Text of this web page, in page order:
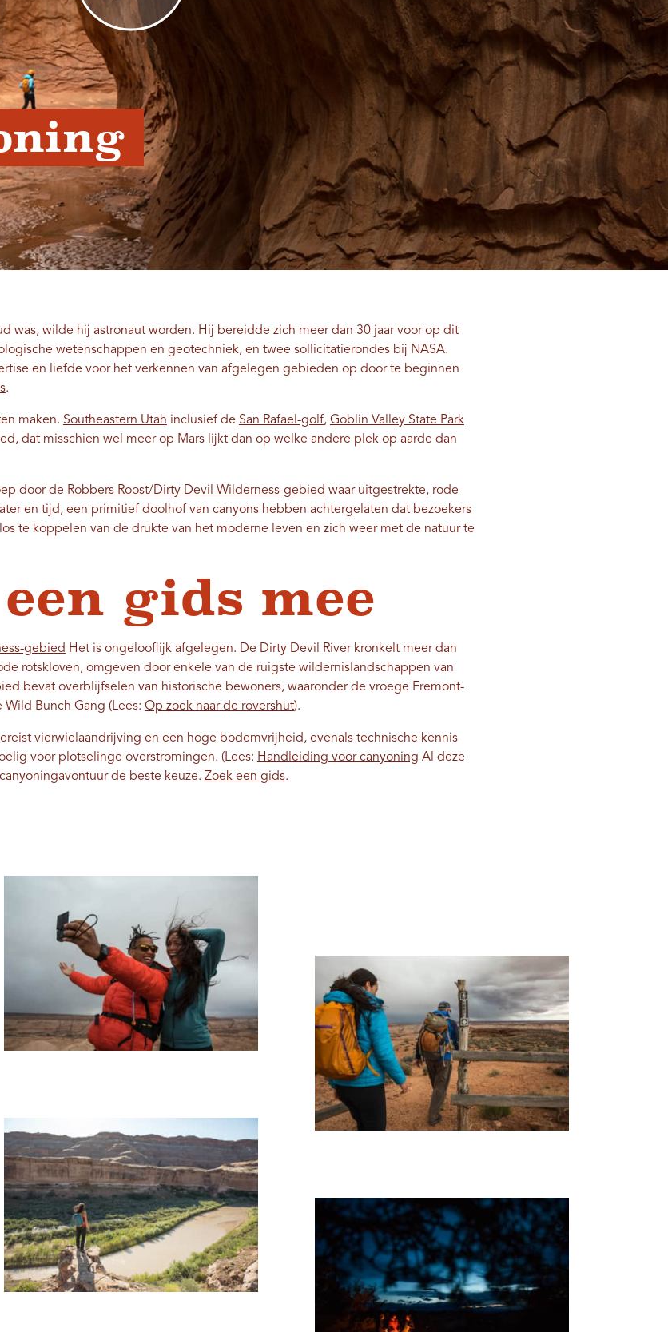
was, wilde hij astronaut worden. Hij bereidde zich meer dan 30 jaar voor op dit
wetenschappen en geotechniek, en twee sollicitatierondes bij NASA.
en liefde voor het verkennen van afgelegen gebieden op door te beginnen
.
maken. Southeastern Utah inclusief de San Rafael-golf, Goblin Valley State Park
dat misschien wel meer op Mars lijkt dan op welke andere plek op aarde dan
door de Robbers Roost/Dirty Devil Wilderness-gebied waar uitgestrekte, rode
en tijd, een primitief doolhof van canyons hebben achtergelaten dat bezoekers
te koppelen van de drukte van het moderne leven en zich weer met de natuur te
gids mee
gebied Het is ongelooflijk afgelegen. De Dirty Devil River kronkelt meer dan
rotskloven, omgeven door enkele van de ruigste wildernislandschappen van
bevat overblijfselen van historische bewoners, waaronder de vroege Fremont-
Bunch Gang (Lees: Op zoek naar de rovershut).
vierwielaandrijving en een hoge bodemvrijheid, evenals technische kennis
voor plotselinge overstromingen. (Lees: Handleiding voor canyoning Al deze
de beste keuze. Zoek een gids.